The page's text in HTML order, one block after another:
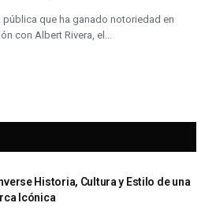
pública que ha ganado notoriedad en
con Albert Rivera, el…
Historia, Cultura y Estilo de una
Icónica